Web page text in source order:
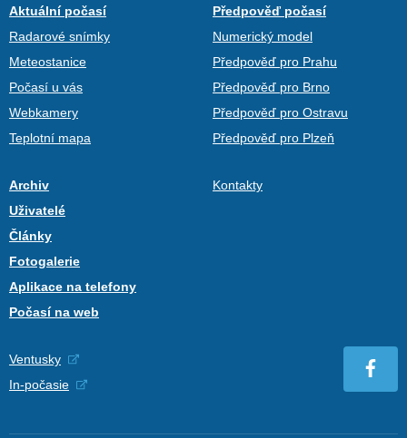
Aktuální počasí
Radarové snímky
Meteostanice
Počasí u vás
Webkamery
Teplotní mapa
Předpověď počasí
Numerický model
Předpověď pro Prahu
Předpověď pro Brno
Předpověď pro Ostravu
Předpověď pro Plzeň
Archiv
Uživatelé
Články
Fotogalerie
Aplikace na telefony
Počasí na web
Kontakty
Ventusky
In-počasie